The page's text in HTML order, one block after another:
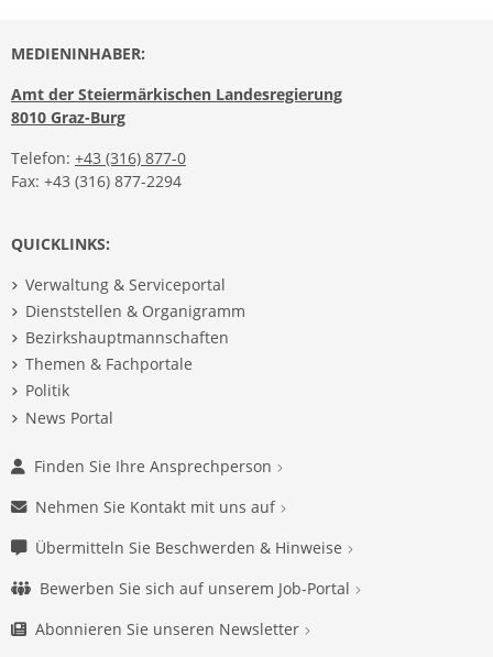
MEDIENINHABER:
Amt der Steiermärkischen Landesregierung
8010 Graz-Burg
Telefon: +43 (316) 877-0
Fax: +43 (316) 877-2294
QUICKLINKS:
Verwaltung & Serviceportal
Dienststellen & Organigramm
Bezirkshauptmannschaften
Themen & Fachportale
Politik
News Portal
Finden Sie Ihre Ansprechperson
Nehmen Sie Kontakt mit uns auf
Übermitteln Sie Beschwerden & Hinweise
Bewerben Sie sich auf unserem Job-Portal
Abonnieren Sie unseren Newsletter